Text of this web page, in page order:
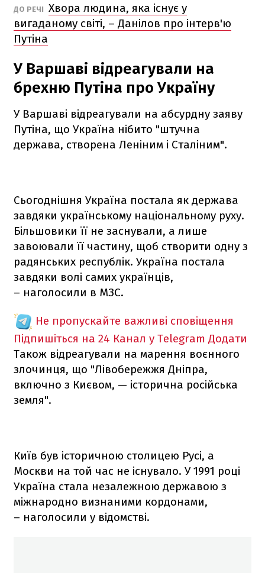
ДО РЕЧІ Хвора людина, яка існує у
вигаданому світі, – Данілов про інтерв'ю
Путіна
У Варшаві відреагували на
брехню Путіна про Україну
У Варшаві відреагували на абсурдну заяву
Путіна, що Україна нібито "штучна
держава, створена Леніним і Сталіним".
Сьогоднішня Україна постала як держава
завдяки українському національному руху.
Більшовики її не заснували, а лише
завоювали її частину, щоб створити одну з
радянських республік. Україна постала
завдяки волі самих українців,
– наголосили в МЗС.
Не пропускайте важливі сповіщення
Підпишіться на 24 Канал у Telegram Додати
Також відреагували на марення воєнного
злочинця, що "Лівобережжя Дніпра,
включно з Києвом, — історична російська
земля".
Київ був історичною столицею Русі, а
Москви на той час не існувало. У 1991 році
Україна стала незалежною державою з
міжнародно визнаними кордонами,
– наголосили у відомстві.